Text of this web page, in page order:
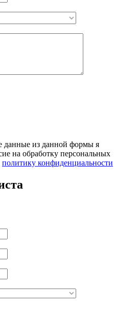
данные из данной формы я
на обработку персональных
политику конфиденциальности